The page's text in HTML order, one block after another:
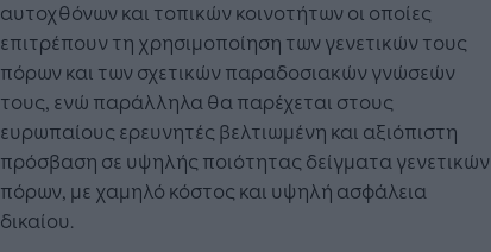
αυτοχθόνων και τοπικών κοινοτήτων οι οποίες
επιτρέπουν τη χρησιμοποίηση των γενετικών τους
πόρων και των σχετικών παραδοσιακών γνώσεών
τους, ενώ παράλληλα θα παρέχεται στους
ευρωπαίους ερευνητές βελτιωμένη και αξιόπιστη
πρόσβαση σε υψηλής ποιότητας δείγματα γενετικών
πόρων, με χαμηλό κόστος και υψηλή ασφάλεια
δικαίου.